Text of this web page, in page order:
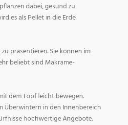
dabei, gesund zu
es als Pellet in die Erde
präsentieren. Sie können im
beliebt sind Makrame-
dem Topf leicht bewegen.
Überwintern in den Innenbereich
hochwertige Angebote.